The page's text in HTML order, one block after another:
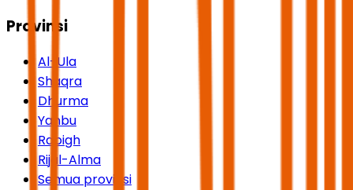
Provinsi
Al-Ula
Shaqra
Dhurma
Yanbu
Rabigh
Rijal-Alma
Semua provinsi